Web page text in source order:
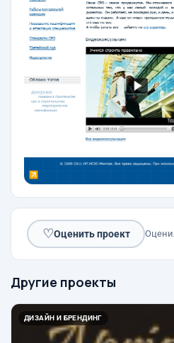
♡Оценить проект
Другие проекты
ДИЗАЙН И БРЕНДИНГ